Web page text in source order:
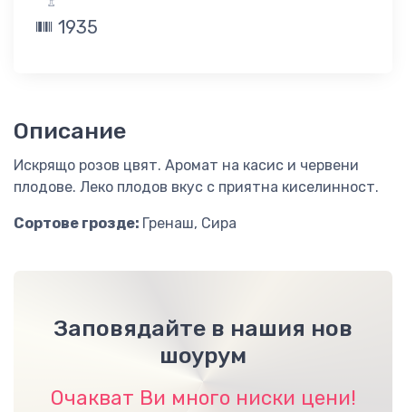
1935
Описание
Искрящо розов цвят. Аромат на касис и червени
плодове. Леко плодов вкус с приятна киселинност.
Сортове грозде: Гренаш, Сира
Заповядайте в нашия нов
шоурум
Очакват Ви много ниски цени!